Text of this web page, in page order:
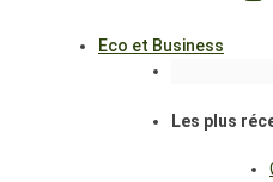
Eco et Business
Les plus